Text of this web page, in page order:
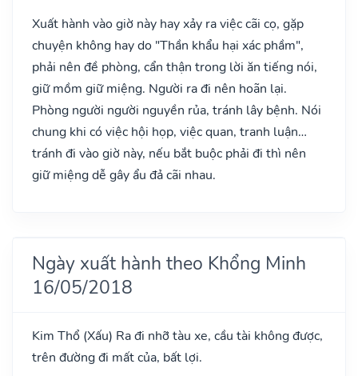
Xuất hành vào giờ này hay xảy ra việc cãi cọ, gặp
chuyện không hay do "Thần khẩu hại xác phầm",
phải nên đề phòng, cẩn thận trong lời ăn tiếng nói,
giữ mồm giữ miệng. Người ra đi nên hoãn lại.
Phòng người người nguyền rủa, tránh lây bệnh. Nói
chung khi có việc hội họp, việc quan, tranh luận…
tránh đi vào giờ này, nếu bắt buộc phải đi thì nên
giữ miệng dễ gây ẩu đả cãi nhau.
Ngày xuất hành theo Khổng Minh
16/05/2018
Kim Thổ (Xấu) Ra đi nhỡ tàu xe, cầu tài không được,
trên đường đi mất của, bất lợi.